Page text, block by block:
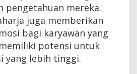
pengetahuan mereka.
juga memberikan
bagi karyawan yang
potensi untuk
yang lebih tinggi.